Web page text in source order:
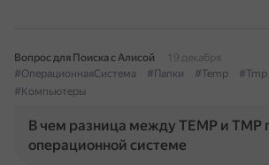
Вопрос для Поиска с Алисой
19 декабря
#ОперационнаяСистема
#Папки #Temp #Tmp
#Компьютеры
В чем разница между TEMP и TMP
операционной системе